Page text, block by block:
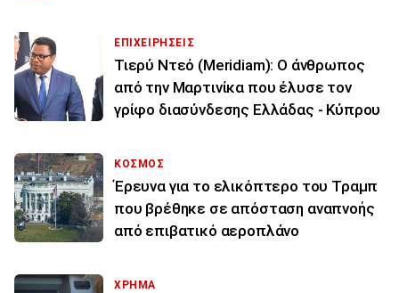
ΕΠΙΧΕΙΡΗΣΕΙΣ
Τιερύ Ντεό (Meridiam): Ο άνθρωπος
από την Μαρτινίκα που έλυσε τον
γρίφο διασύνδεσης Ελλάδας - Κύπρου
ΚΟΣΜΟΣ
Έρευνα για το ελικόπτερο του Τραμπ
που βρέθηκε σε απόσταση αναπνοής
από επιβατικό αεροπλάνο
ΧΡΗΜΑ